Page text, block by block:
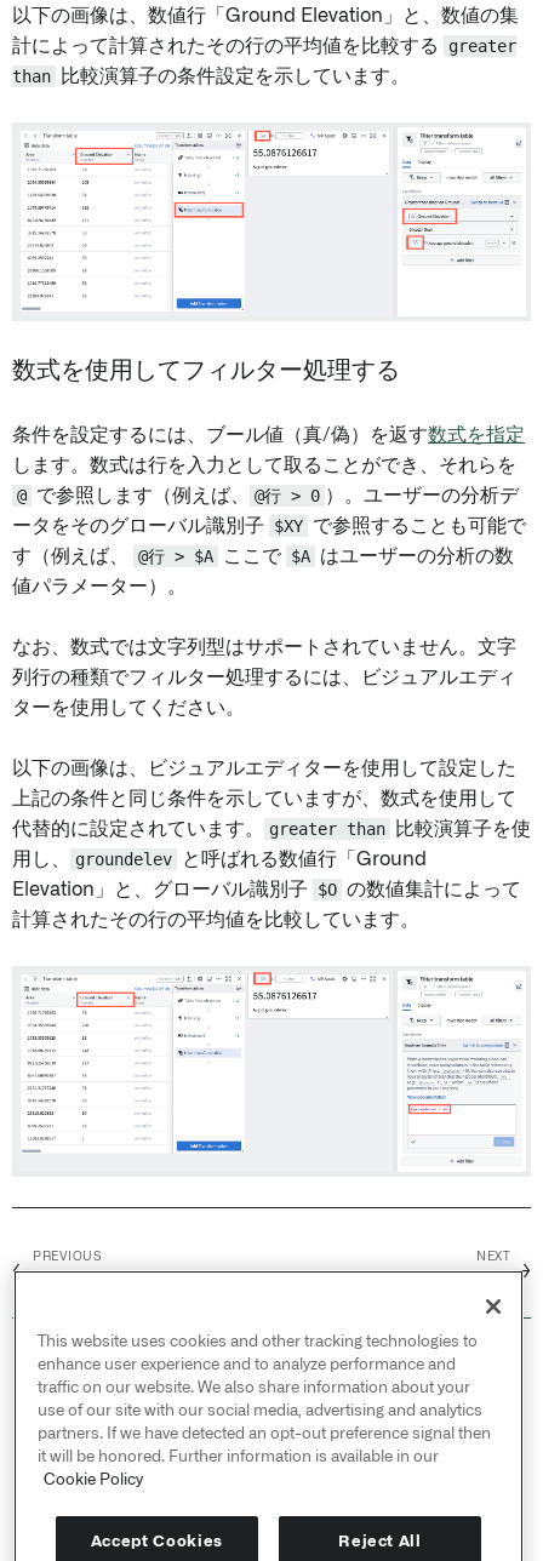
以下の画像は、数値行「Ground Elevation」と、数値の集
計によって計算されたその行の平均値を比較する
greater
than
比較演算子の条件設定を示しています。
数式を使用してフィルター処理する
条件を設定するには、ブール値（真/偽）を返す数式を指定
します。数式は行を入力として取ることができ、それらを
@ で参照します（例えば、 @行 > 0 ）。ユーザーの分析デ
ータをそのグローバル識別子
$XY で参照することも可能で
す（例えば、
@行 > $A ここで $A はユーザーの分析の数
値パラメーター）。
なお、数式では文字列型はサポートされていません。文字
列行の種類でフィルター処理するには、ビジュアルエディ
ターを使用してください。
以下の画像は、ビジュアルエディターを使用して設定した
上記の条件と同じ条件を示していますが、数式を使用して
代替的に設定されています。
greater than
比較演算子を使
用し、
groundelev
と呼ばれる数値行「Ground
Elevation」と、グローバル識別子
$O の数値集計によって
計算されたその行の平均値を比較しています。
←
PREVIOUS NEXT
→
© 2026 Palantir Technologies Inc. All rights
reserved.
Cookies Statement ↗
Privacy Statement ↗
Terms of Use ↗
Do Not Sell or Share My Personal Information
This website uses cookies and other tracking technologies to
enhance user experience and to analyze performance and
traffic on our website. We also share information about your
use of our site with our social media, advertising and analytics
partners. If we have detected an opt-out preference signal then
it will be honored. Further information is available in our
Cookie Policy
Accept Cookies Reject All